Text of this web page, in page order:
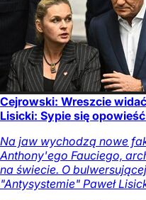
Cejrowski: Wreszcie
Lisicki: Sypie się
Na jaw wychodzą nowe
Anthony'ego Fauciego,
na świecie. O
"Antysystemie" Paweł